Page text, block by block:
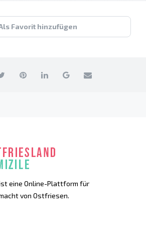
Favorit hinzufügen
eine Online-Plattform für
von Ostfriesen.